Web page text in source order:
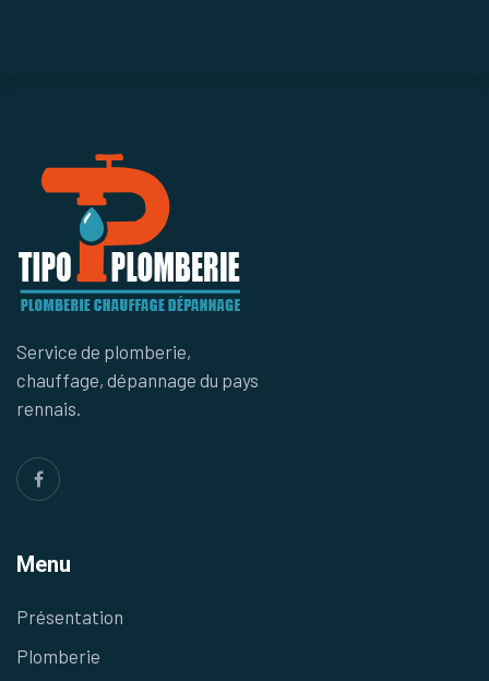
Service de plomberie,
chauffage, dépannage du pays
rennais.
Menu
Présentation
Plomberie